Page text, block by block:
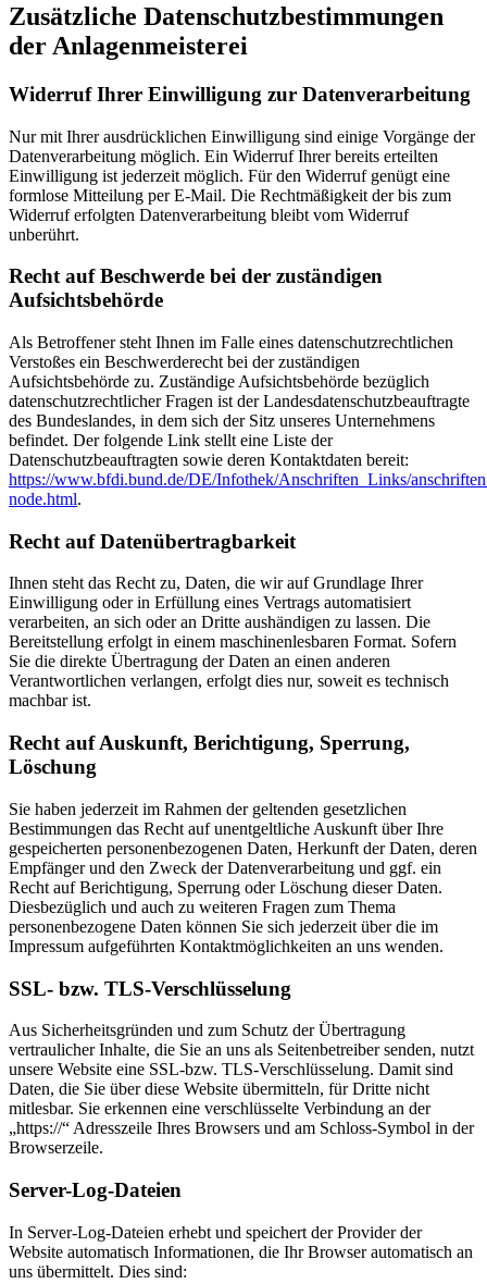
Zusätzliche Datenschutzbestimmungen
der Anlagenmeisterei
Widerruf Ihrer Einwilligung zur Datenverarbeitung
Nur mit Ihrer ausdrücklichen Einwilligung sind einige Vorgänge der
Datenverarbeitung möglich. Ein Widerruf Ihrer bereits erteilten
Einwilligung ist jederzeit möglich. Für den Widerruf genügt eine
formlose Mitteilung per E-Mail. Die Rechtmäßigkeit der bis zum
Widerruf erfolgten Datenverarbeitung bleibt vom Widerruf
unberührt.
Recht auf Beschwerde bei der zuständigen
Aufsichtsbehörde
Als Betroffener steht Ihnen im Falle eines datenschutzrechtlichen
Verstoßes ein Beschwerderecht bei der zuständigen
Aufsichtsbehörde zu. Zuständige Aufsichtsbehörde bezüglich
datenschutzrechtlicher Fragen ist der Landesdatenschutzbeauftragte
des Bundeslandes, in dem sich der Sitz unseres Unternehmens
befindet. Der folgende Link stellt eine Liste der
Datenschutzbeauftragten sowie deren Kontaktdaten bereit:
https://www.bfdi.bund.de/DE/Infothek/Anschriften_Links/
node.html.
Recht auf Datenübertragbarkeit
Ihnen steht das Recht zu, Daten, die wir auf Grundlage Ihrer
Einwilligung oder in Erfüllung eines Vertrags automatisiert
verarbeiten, an sich oder an Dritte aushändigen zu lassen. Die
Bereitstellung erfolgt in einem maschinenlesbaren Format. Sofern
Sie die direkte Übertragung der Daten an einen anderen
Verantwortlichen verlangen, erfolgt dies nur, soweit es technisch
machbar ist.
Recht auf Auskunft, Berichtigung, Sperrung,
Löschung
Sie haben jederzeit im Rahmen der geltenden gesetzlichen
Bestimmungen das Recht auf unentgeltliche Auskunft über Ihre
gespeicherten personenbezogenen Daten, Herkunft der Daten, deren
Empfänger und den Zweck der Datenverarbeitung und ggf. ein
Recht auf Berichtigung, Sperrung oder Löschung dieser Daten.
Diesbezüglich und auch zu weiteren Fragen zum Thema
personenbezogene Daten können Sie sich jederzeit über die im
Impressum aufgeführten Kontaktmöglichkeiten an uns wenden.
SSL- bzw. TLS-Verschlüsselung
Aus Sicherheitsgründen und zum Schutz der Übertragung
vertraulicher Inhalte, die Sie an uns als Seitenbetreiber senden, nutzt
unsere Website eine SSL-bzw. TLS-Verschlüsselung. Damit sind
Daten, die Sie über diese Website übermitteln, für Dritte nicht
mitlesbar. Sie erkennen eine verschlüsselte Verbindung an der
„https://“ Adresszeile Ihres Browsers und am Schloss-Symbol in der
Browserzeile.
Server-Log-Dateien
In Server-Log-Dateien erhebt und speichert der Provider der
Website automatisch Informationen, die Ihr Browser automatisch an
uns übermittelt. Dies sind: